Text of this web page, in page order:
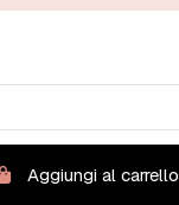
Aggiungi al carrello